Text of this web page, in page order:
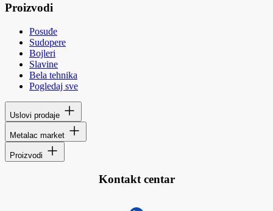
Proizvodi
Posuđe
Sudopere
Bojleri
Slavine
Bela tehnika
Pogledaj sve
Uslovi prodaje
Metalac market
Proizvodi
Kontakt centar